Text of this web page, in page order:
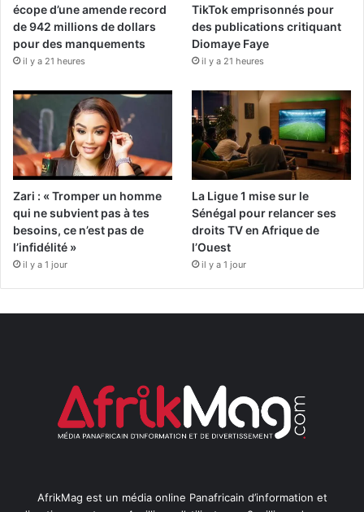
écope d’une amende record
de 942 millions de dollars
pour des manquements
il y a 21 heures
TikTok emprisonnés pour
des publications critiquant
Diomaye Faye
il y a 21 heures
Zari : « Tromper un homme
qui ne subvient pas à tes
besoins, ce n’est pas de
l’infidélité »
il y a 1 jour
La Ligue 1 mise sur le
Sénégal pour relancer ses
droits TV en Afrique de
l’Ouest
il y a 1 jour
AfrikMag est un média online Panafricain d’information et